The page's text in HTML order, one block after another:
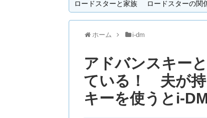
ロードスターと家族
ロードスターの関
ホーム i-dm
アドバンスキー
ている！ 夫が持
キーを使うとi-